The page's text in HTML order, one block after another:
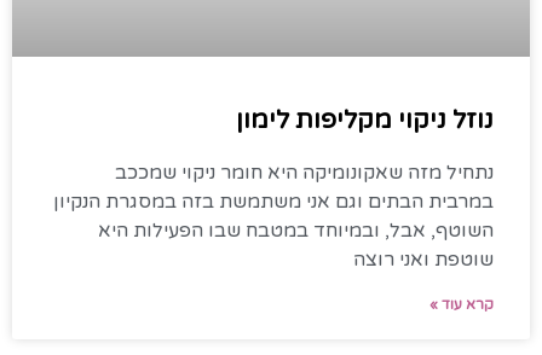
נוזל ניקוי מקליפות לימון
נתחיל מזה שאקונומיקה היא חומר ניקוי שמככב
במרבית הבתים וגם אני משתמשת בזה במסגרת הנקיון
השוטף, אבל, ובמיוחד במטבח שבו הפעילות היא
שוטפת ואני רוצה
קרא עוד »